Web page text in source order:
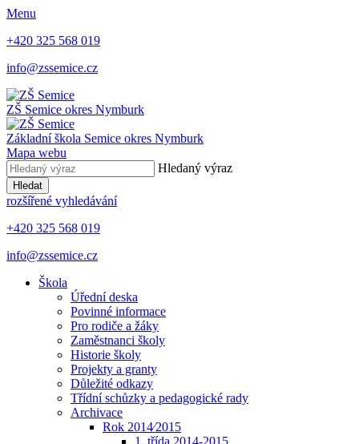
Menu
+420 325 568 019
info@zssemice.cz
ZŠ Semice okres Nymburk
Základní škola Semice okres Nymburk
Mapa webu
Hledaný výraz
Hledat
rozšířené vyhledávání
+420 325 568 019
info@zssemice.cz
Škola
Úřední deska
Povinné informace
Pro rodiče a žáky
Zaměstnanci školy
Historie školy
Projekty a granty
Důležité odkazy
Třídní schůzky a pedagogické rady
Archivace
Rok 2014⁄2015
1. třída 2014-2015